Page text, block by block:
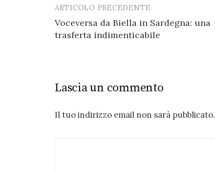
Post
navigation
ARTICOLO PRECEDENTE
Voceversa da Biella in Sardegna: una
trasferta indimenticabile
Lascia un commento
Il tuo indirizzo email non sarà pubblicato.